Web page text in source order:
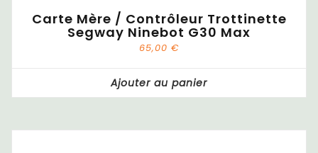
Carte Mère / Contrôleur Trottinette
Segway Ninebot G30 Max
65,00 €
Ajouter au panier